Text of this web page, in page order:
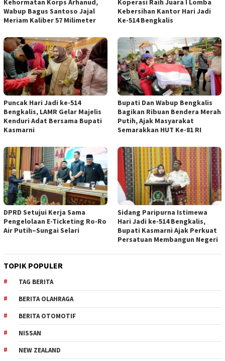
Kehormatan Korps Arhanud,
Wabup Bagus Santoso Jajal
Meriam Kaliber 57 Milimeter
Koperasi Raih Juara I Lomba
Kebersihan Kantor Hari Jadi
Ke-514 Bengkalis
Puncak Hari Jadi ke-514
Bengkalis, LAMR Gelar Majelis
Kenduri Adat Bersama Bupati
Kasmarni
Bupati Dan Wabup Bengkalis
Bagikan Ribuan Bendera Merah
Putih, Ajak Masyarakat
Semarakkan HUT Ke-81 RI
DPRD Setujui Kerja Sama
Pengelolaan E-Ticketing Ro-Ro
Air Putih–Sungai Selari
Sidang Paripurna Istimewa
Hari Jadi ke-514 Bengkalis,
Bupati Kasmarni Ajak Perkuat
Persatuan Membangun Negeri
TOPIK POPULER
TAG BERITA
BERITA OLAHRAGA
BERITA OTOMOTIF
NISSAN
NEW ZEALAND